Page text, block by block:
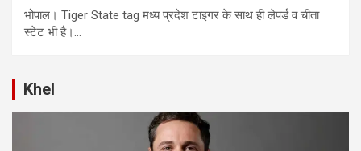
भोपाल। Tiger State tag मध्य प्रदेश टाइगर के साथ ही लेपर्ड व चीता
स्टेट भी है।…
Khel